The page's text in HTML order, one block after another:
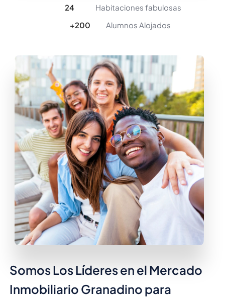
24
Habitaciones fabulosas
+200 Alumnos Alojados
Somos Los Líderes en el Mercado
Inmobiliario Granadino para